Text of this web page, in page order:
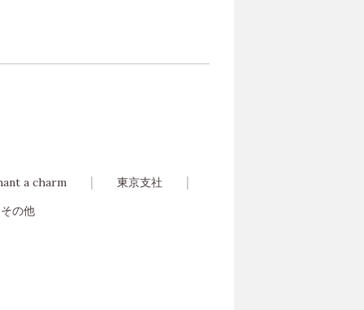
a charm
東京支社
その他